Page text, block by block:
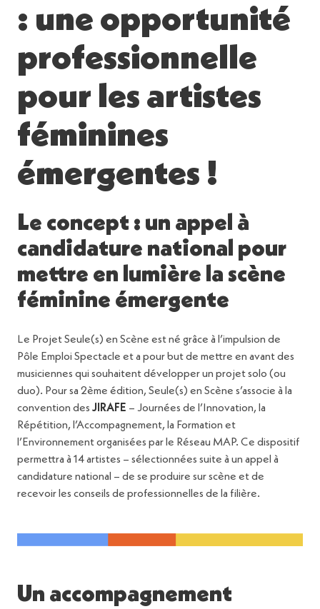
: une opportunité
professionnelle
pour les artistes
féminines
émergentes !
Le concept : un appel à
candidature national pour
mettre en lumière la scène
féminine émergente
Le Projet Seule(s) en Scène est né grâce à l’impulsion de
Pôle Emploi Spectacle et a pour but de mettre en avant des
musiciennes qui souhaitent développer un projet solo (ou
duo). Pour sa 2ème édition, Seule(s) en Scène s’associe à la
convention des JIRAFE – Journées de l’Innovation, la
Répétition, l’Accompagnement, la Formation et
l’Environnement organisées par le Réseau MAP. Ce dispositif
permettra à 14 artistes – sélectionnées suite à un appel à
candidature national – de se produire sur scène et de
recevoir les conseils de professionnelles de la filière.
Un accompagnement